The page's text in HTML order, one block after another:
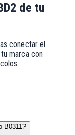
de tu
conectar el
marca con
B0311?